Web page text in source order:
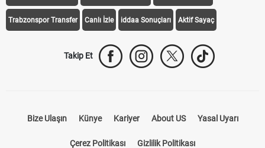
Trabzonspor Transfer Canlı İzle iddaa Sonuçları Aktif Sayaç
Takip Et
Bize Ulaşın Künye Kariyer About US Yasal Uyarı
Çerez Politikası Gizlilik Politikası